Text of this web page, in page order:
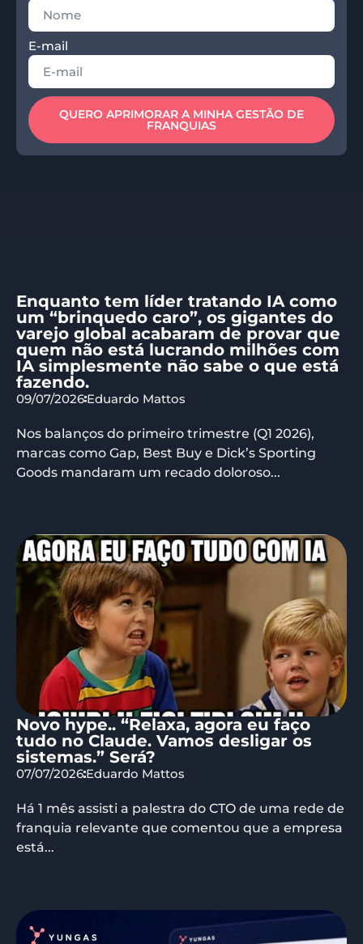
E-mail
QUERO APRIMORAR A MINHA GESTÃO DE
FRANQUIAS
Enquanto tem líder tratando IA como
um “brinquedo caro”, os gigantes do
varejo global acabaram de provar que
quem não está lucrando milhões com
IA simplesmente não sabe o que está
fazendo.
09/07/2026 Eduardo Mattos
Nos balanços do primeiro trimestre (Q1 2026),
marcas como Gap, Best Buy e Dick’s Sporting
Goods mandaram um recado doloroso...
Novo hype.. “Relaxa, agora eu faço
tudo no Claude. Vamos desligar os
sistemas.” Será?
07/07/2026 Eduardo Mattos
Há 1 mês assisti a palestra do CTO de uma rede de
franquia relevante que comentou que a empresa
está...